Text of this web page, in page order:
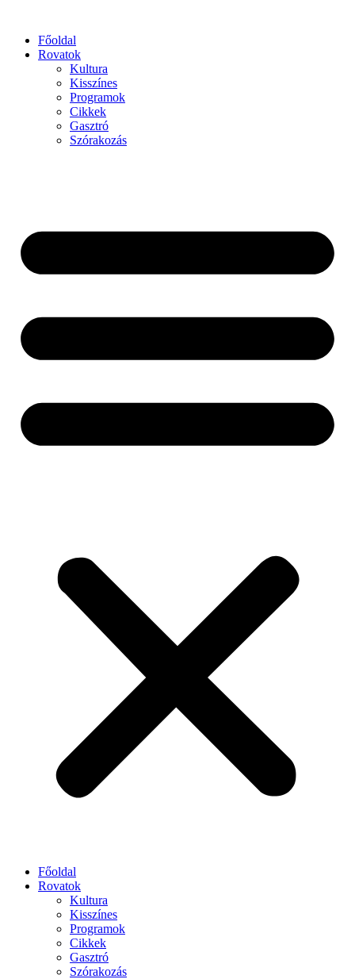
Főoldal
Rovatok
Kultura
Kisszínes
Programok
Cikkek
Gasztró
Szórakozás
Főoldal
Rovatok
Kultura
Kisszínes
Programok
Cikkek
Gasztró
Szórakozás